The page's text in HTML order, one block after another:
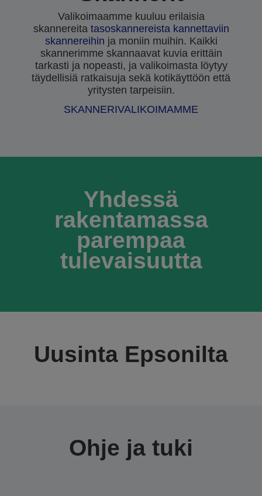
Valikoimaamme kuuluu erilaisia
skannereita tasoskannereista kannettaviin
skannereihin ja moniin muihin. Kaikki
skannerimme skannaavat kuvia erittäin
tarkasti ja nopeasti, ja valikoimasta löytyy
täydellisiä ratkaisuja sekä kotikäyttöön että
yritysten tarpeisiin.
SKANNERIVALIKOIMAMME
Yhdessä
rakentamassa
parempaa
tulevaisuutta
Uusinta Epsonilta
Ohje ja tuki